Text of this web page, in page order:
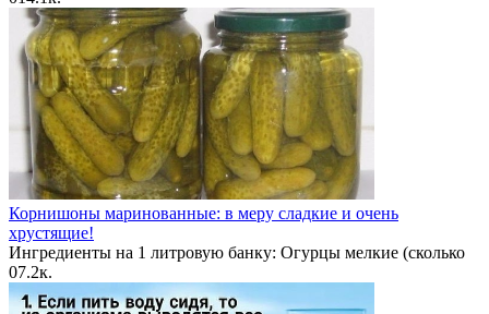
Корнишоны маринованные: в меру сладкие и очень
хрустящие!
Ингредиенты на 1 литровую банку: Огурцы мелкие (сколько
07.2к.